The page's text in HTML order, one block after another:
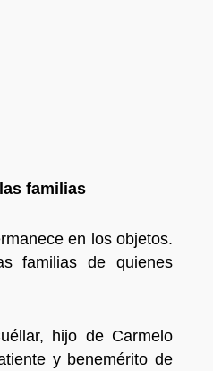
familias
en los objetos.
familias de quienes
hijo de Carmelo
y benemérito de